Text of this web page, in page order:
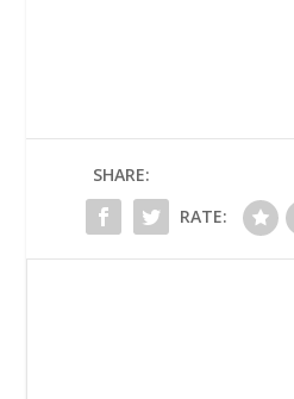
SHARE:
RATE: